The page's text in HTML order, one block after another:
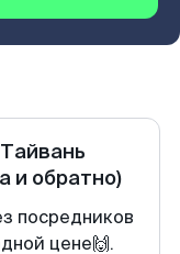
Тайвань
и обратно)
посредников
цене🙌.